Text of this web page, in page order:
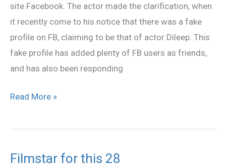
site Facebook. The actor made the clarification, when
it recently come to his notice that there was a fake
profile on FB, claiming to be that of actor Dileep. This
fake profile has added plenty of FB users as friends,
and has also been responding
not
on
Facebook
Read More »
Filmstar for this 28
Filmstar